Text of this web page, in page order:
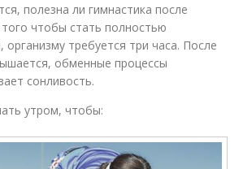
полезна ли гимнастика после
чтобы стать полностью
требуется три часа. После
обменные процессы
сонливость.
утром, чтобы: